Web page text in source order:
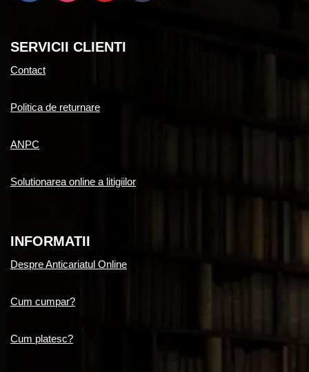
SERVICII CLIENTI
Contact
Politica de returnare
ANPC
Solutionarea online a litigiilor
INFORMATII
Despre Anticariatul Online
Cum cumpar?
Cum platesc?